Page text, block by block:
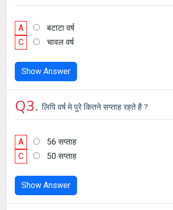
A बटाटा वर्ष
C
चावल वर्ष
Show Answer
Q3.लिपि वर्ष मे पुरे कितने सप्ताह रहते है ?
A 56 सप्ताह
C
50 सप्ताह
Show Answer